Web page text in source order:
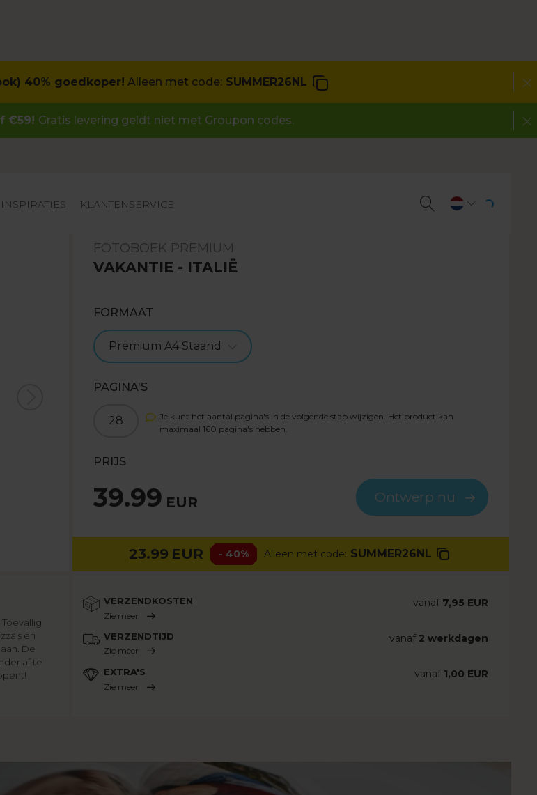
40% goedkoper! Alleen met code: SUMMER26NL
€59! Gratis levering geldt niet met Groupon codes.
INSPIRATIES KLANTENSERVICE
FOTOBOEK PREMIUM
VAKANTIE - ITALIË
FORMAAT
Premium A4 Staand
PAGINA'S
28
Je kunt het aantal pagina's in de volgende stap wijzigen. Het product kan
maximaal 160 pagina's hebben.
PRIJS
39.99 EUR Ontwerp nu
23.99 EUR - 40% Alleen met code: SUMMER26NL
en
De
af te
VERZENDKOSTEN
Zie meer
vanaf 7,95 EUR
VERZENDTIJD
Zie meer
vanaf 2 werkdagen
EXTRA'S
Zie meer
vanaf 1,00 EUR